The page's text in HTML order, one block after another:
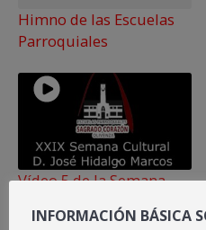
Himno de las Escuelas
Parroquiales
Vídeo 5 de la Semana
INFORMACIÓN BÁSICA